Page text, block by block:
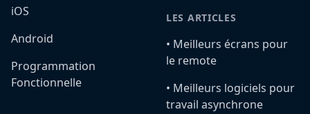
iOS
Android
Programmation
Fonctionnelle
LES ARTICLES
•️ Meilleurs écrans pour
le remote
•️ Meilleurs logiciels pour
travail asynchrone